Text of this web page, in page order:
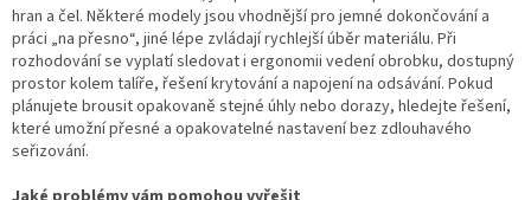
hran a čel. Některé modely jsou vhodnější pro jemné dokončování a
práci „na přesno“, jiné lépe zvládají rychlejší úběr materiálu. Při
rozhodování se vyplatí sledovat i ergonomii vedení obrobku, dostupný
prostor kolem talíře, řešení krytování a napojení na odsávání. Pokud
plánujete brousit opakovaně stejné úhly nebo dorazy, hledejte řešení,
které umožní přesné a opakovatelné nastavení bez zdlouhavého
seřizování.